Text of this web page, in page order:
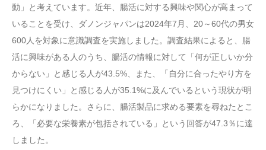
動」と考えています。近年、腸活に対する興味や関心が高まって
いることを受け、ダノンジャパンは2024年7月、20～60代の男女
600人を対象に意識調査を実施しました。調査結果によると、腸
活に興味がある人のうち、腸活の情報に対して「何が正しいか分
からない」と感じる人が43.5%、また、「自分に合ったやり方を
見つけにくい」と感じる人が35.1%に及んでいるという現状が明
らかになりました。さらに、腸活製品に求める要素を尋ねたとこ
ろ、「必要な栄養素が包括されている」という回答が47.3％に達
しました。